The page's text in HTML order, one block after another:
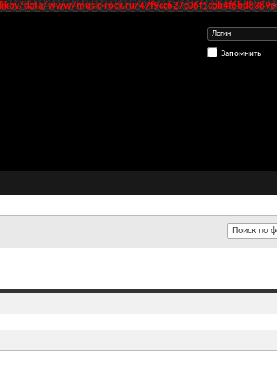
data/www/music-rock.ru/
Запомнить